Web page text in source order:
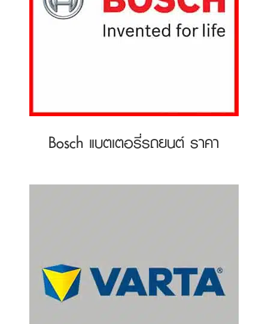
Bosch แบตเตอรี่รถยนต์ ราคา